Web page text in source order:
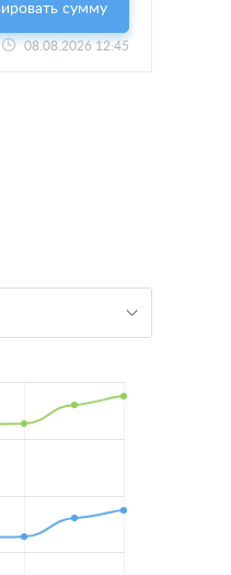
сумму
08.08.2026 12:45